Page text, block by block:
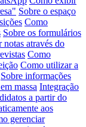
Sobre o espaço
Como
Sobre os formulários
através do
Como
Como utilizar a
Sobre informações
massa Integração
a partir do
aos
gerenciar